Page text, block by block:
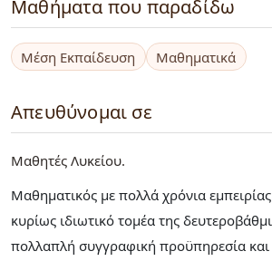
Μαθήματα που παραδίδω
Μέση Εκπαίδευση Μαθηματικά
Απευθύνομαι σε
Μαθητές Λυκείου
Μαθηματικός με πολλά χρόνια
κυρίως ιδιωτικό τομέα της
πολλαπλή συγγραφική προϋπηρεσία και